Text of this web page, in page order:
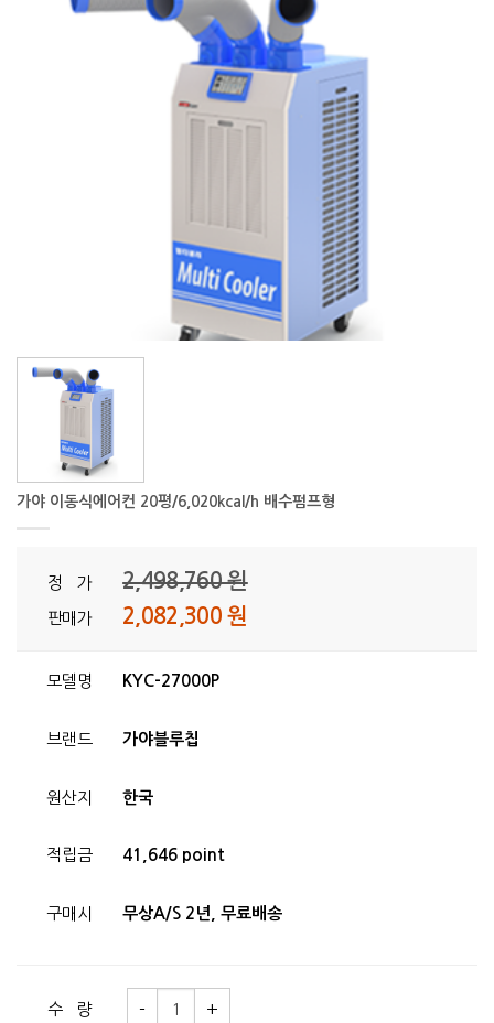
가야 이동식에어컨 20평/6,020kcal/h 배수펌프형
정 가 2,498,760 원
판매가 2,082,300 원
모델명 KYC-27000P
브랜드 가야블루칩
원산지 한국
적립금 41,646 point
구매시 무상A/S 2년, 무료배송
수 량